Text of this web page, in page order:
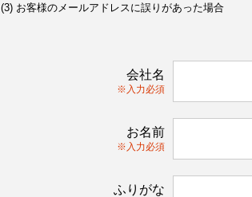
(3) お客様のメールアドレスに誤りがあった場合
会社名
※入力必須
お名前
※入力必須
ふりがな